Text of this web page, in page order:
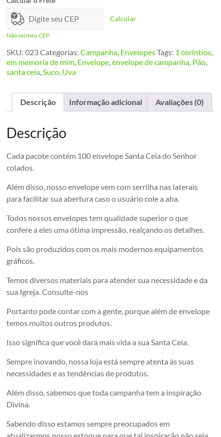
quantidade
Calcular
Não sei meu CEP
SKU:023Categorias:Campanha EnvelopesTags: 1 corintios
em memoria de mim Envelope ,envelope de campanha Pão
santa ceia Suco Uva
Descrição Informação adicional Avaliações (0)
Descrição
Cada pacote contém 100 envelope Santa Ceia do Senhor
colados.
Além disso, nosso envelope vem com serrilha nas laterais
para facilitar sua abertura caso o usuário cole a aba.
Todos nossos envelopes tem qualidade superior o que
confere a eles uma ótima impressão, realçando os detalhes.
Pois são produzidos com os mais modernos equipamentos
gráficos.
Temos diversos materiais para atender sua necessidade e da
sua Igreja. Consulte-nos
Portanto pode contar com a gente, porque além de envelope
temos muitos outros produtos.
Isso significa que você dará mais vida a sua Santa Ceia.
Sempre inovando, nossa loja está sempre atenta às suas
necessidades e as tendências de produtos.
Além disso, sabemos que toda campanha tem a inspiração
Divina.
Sabendo disso estamos sempre preocupados em
atualizarmos nosso estoque para que tal inspiração não seja